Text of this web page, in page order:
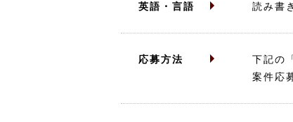
英語・言語 読み書き
応募方法
下記の
案件応